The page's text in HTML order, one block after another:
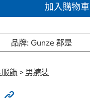
加入購物車
品牌: Gunze 郡是
飾 > 男褲裝